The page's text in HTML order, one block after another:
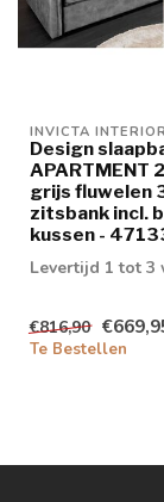
INVICTA INTERIOR
Design
APARTMENT
grijs fluwelen
zitsbank incl.
kussen -
Levertijd 1 tot 3
€816,90
Te Bestellen